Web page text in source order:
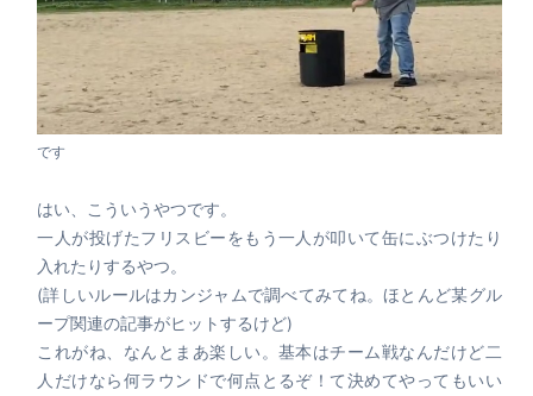
です
はい、こういうやつです。
一人が投げたフリスビーをもう一人が叩いて缶にぶつけたり
入れたりするやつ。
(詳しいルールはカンジャムで調べてみてね。ほとんど某グル
ープ関連の記事がヒットするけど)
これがね、なんとまあ楽しい。基本はチーム戦なんだけど二
人だけなら何ラウンドで何点とるぞ！て決めてやってもいい